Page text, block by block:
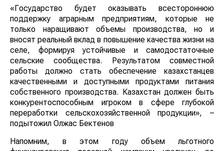
«Государство будет оказывать всестороннюю
поддержку аграрным предприятиям, которые не
только наращивают объемы производства, но и
вносят реальный вклад в повышение качества жизни на
селе, формируя устойчивые и самодостаточные
сельские сообщества. Результатом совместной
работы должно стать обеспечение казахстанцев
качественными и доступными продуктами питания
собственного производства. Казахстан должен быть
конкурентоспособным игроком в сфере глубокой
переработки сельскохозяйственной продукции», –
подытожил Олжас Бектенов
Напомним, в этом году объем льготного